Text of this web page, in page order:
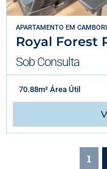
APARTAMENTO EM
Royal Forest
Sob Consulta
70.88m² Área Útil
1